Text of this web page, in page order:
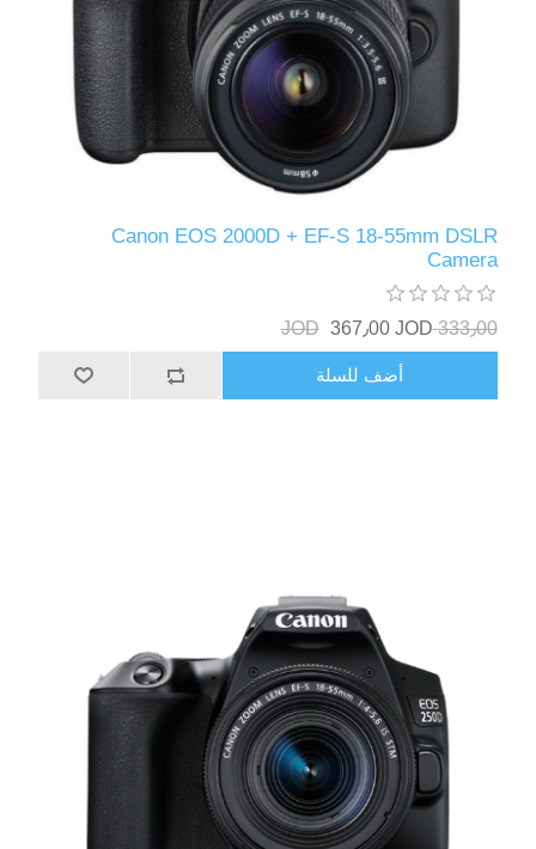
Canon EOS 2000D + EF-S 18-55mm DSLR
Camera
333٫00 JOD 367٫00 JOD
أضف للسلة